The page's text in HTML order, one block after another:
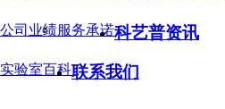
公司业绩服务承诺科艺普资讯
实验室百科联系我们